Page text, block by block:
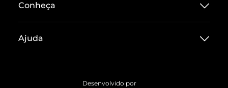
Conheça
Termos de Uso
Ajuda
Desenvolvido por